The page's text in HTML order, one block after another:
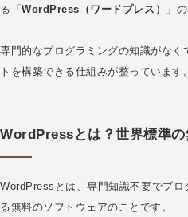
る「WordPress（ワードプレス） 」
専門的なプログラミングの知識がな
トを構築できる仕組みが整っています。
WordPressとは？世界標準
WordPressとは、専門知識不要でブロ
る無料のソフトウェアのことです。